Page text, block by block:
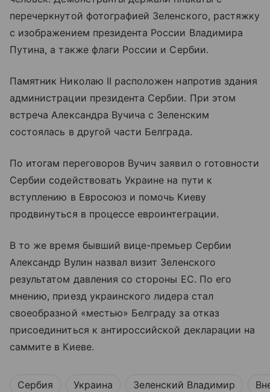
перечеркнутой фотографией Зеленского, растяжку
с изображением президента России Владимира
Путина, а также флаги России и Сербии.
Памятник Николаю II расположен напротив здания
администрации президента Сербии. При этом
встреча Александра Вучича с Зеленским
состоялась в другой части Белграда.
По итогам переговоров Вучич заявил о готовности
Сербии содействовать Украине на пути к
вступлению в Евросоюз и помочь Киеву
продвинуться в процессе евроинтеграции.
В то же время бывший вице-премьер Сербии
Александр Вулин назвал визит Зеленского
результатом давления со стороны ЕС. По его
мнению, приезд украинского лидера стал
своеобразной «местью» Белграду за отказ
присоединиться к антироссийской декларации на
саммите в Киеве.
Сербия Украина Зеленский Владимир